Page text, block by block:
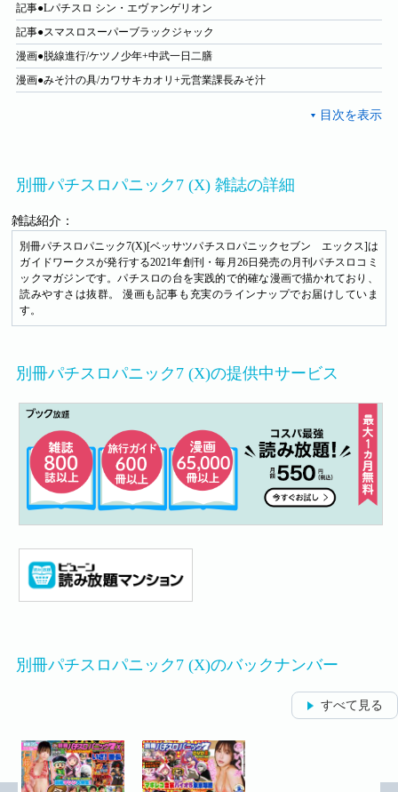
記事●Lパチスロ シン・エヴァンゲリオン
記事●スマスロスーパーブラックジャック
漫画●脱線進行/ケツノ少年+中武一日二膳
漫画●みそ汁の具/カワサキカオリ+元営業課長みそ汁
別冊パチスロパニック7 (X) 雑誌の詳細
雑誌紹介：
別冊パチスロパニック7(X)[ベッサツパチスロパニックセブン エックス]は
ガイドワークスが発行する2021年創刊・毎月26日発売の月刊パチスロコミ
ックマガジンです。パチスロの台を実践的で的確な漫画で描かれており、
読みやすさは抜群。 漫画も記事も充実のラインナップでお届けしていま
す。
別冊パチスロパニック7 (X)の提供中サービス
別冊パチスロパニック7 (X)のバックナンバー
すべて見る